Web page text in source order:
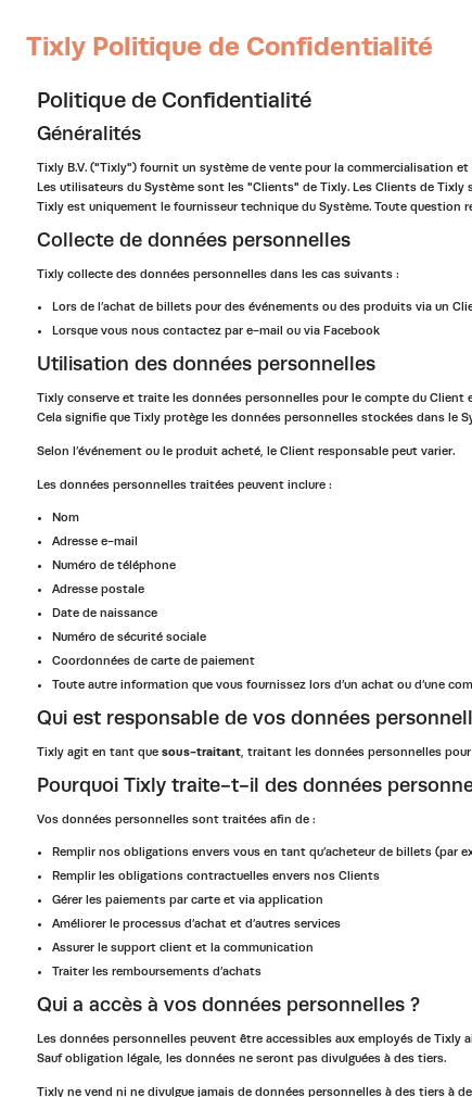
Tixly Politique de Confidentialité
Politique de Confidentialité
Généralités
Tixly B.V. ("Tixly") fournit un système de vente pour la commercialisation
Les utilisateurs du Système sont les "Clients" de Tixly. Les Clients de
Tixly est uniquement le fournisseur technique du Système. Toute
Collecte de données personnelles
Tixly collecte des données personnelles dans les cas suivants :
Lors de l’achat de billets pour des événements ou des produits via un
Lorsque vous nous contactez par e-mail ou via Facebook
Utilisation des données personnelles
Tixly conserve et traite les données personnelles pour le compte du
Cela signifie que Tixly protège les données personnelles stockées dans le
Selon l’événement ou le produit acheté, le Client responsable peut varier.
Les données personnelles traitées peuvent inclure :
Nom
Adresse e-mail
Numéro de téléphone
Adresse postale
Date de naissance
Numéro de sécurité sociale
Coordonnées de carte de paiement
Toute autre information que vous fournissez lors d’un achat ou d’une
Qui est responsable de vos données
Tixly agit en tant que sous-traitant , traitant les données personnelles
Pourquoi Tixly traite-t-il des données
Vos données personnelles sont traitées afin de :
Remplir nos obligations envers vous en tant qu’acheteur de billets (par
Remplir les obligations contractuelles envers nos Clients
Gérer les paiements par carte et via application
Améliorer le processus d’achat et d’autres services
Assurer le support client et la communication
Traiter les remboursements d’achats
Qui a accès à vos données personnelles ?
Les données personnelles peuvent être accessibles aux employés de Tixly
Sauf obligation légale, les données ne seront pas divulguées à des tiers.
Tixly ne vend ni ne divulgue jamais de données personnelles à des tiers à